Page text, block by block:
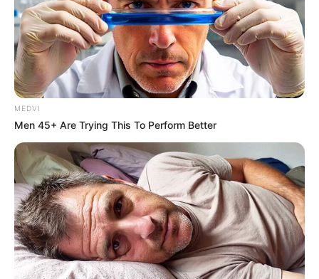
MEDVI
Men 45+ Are Trying This To Perform Better